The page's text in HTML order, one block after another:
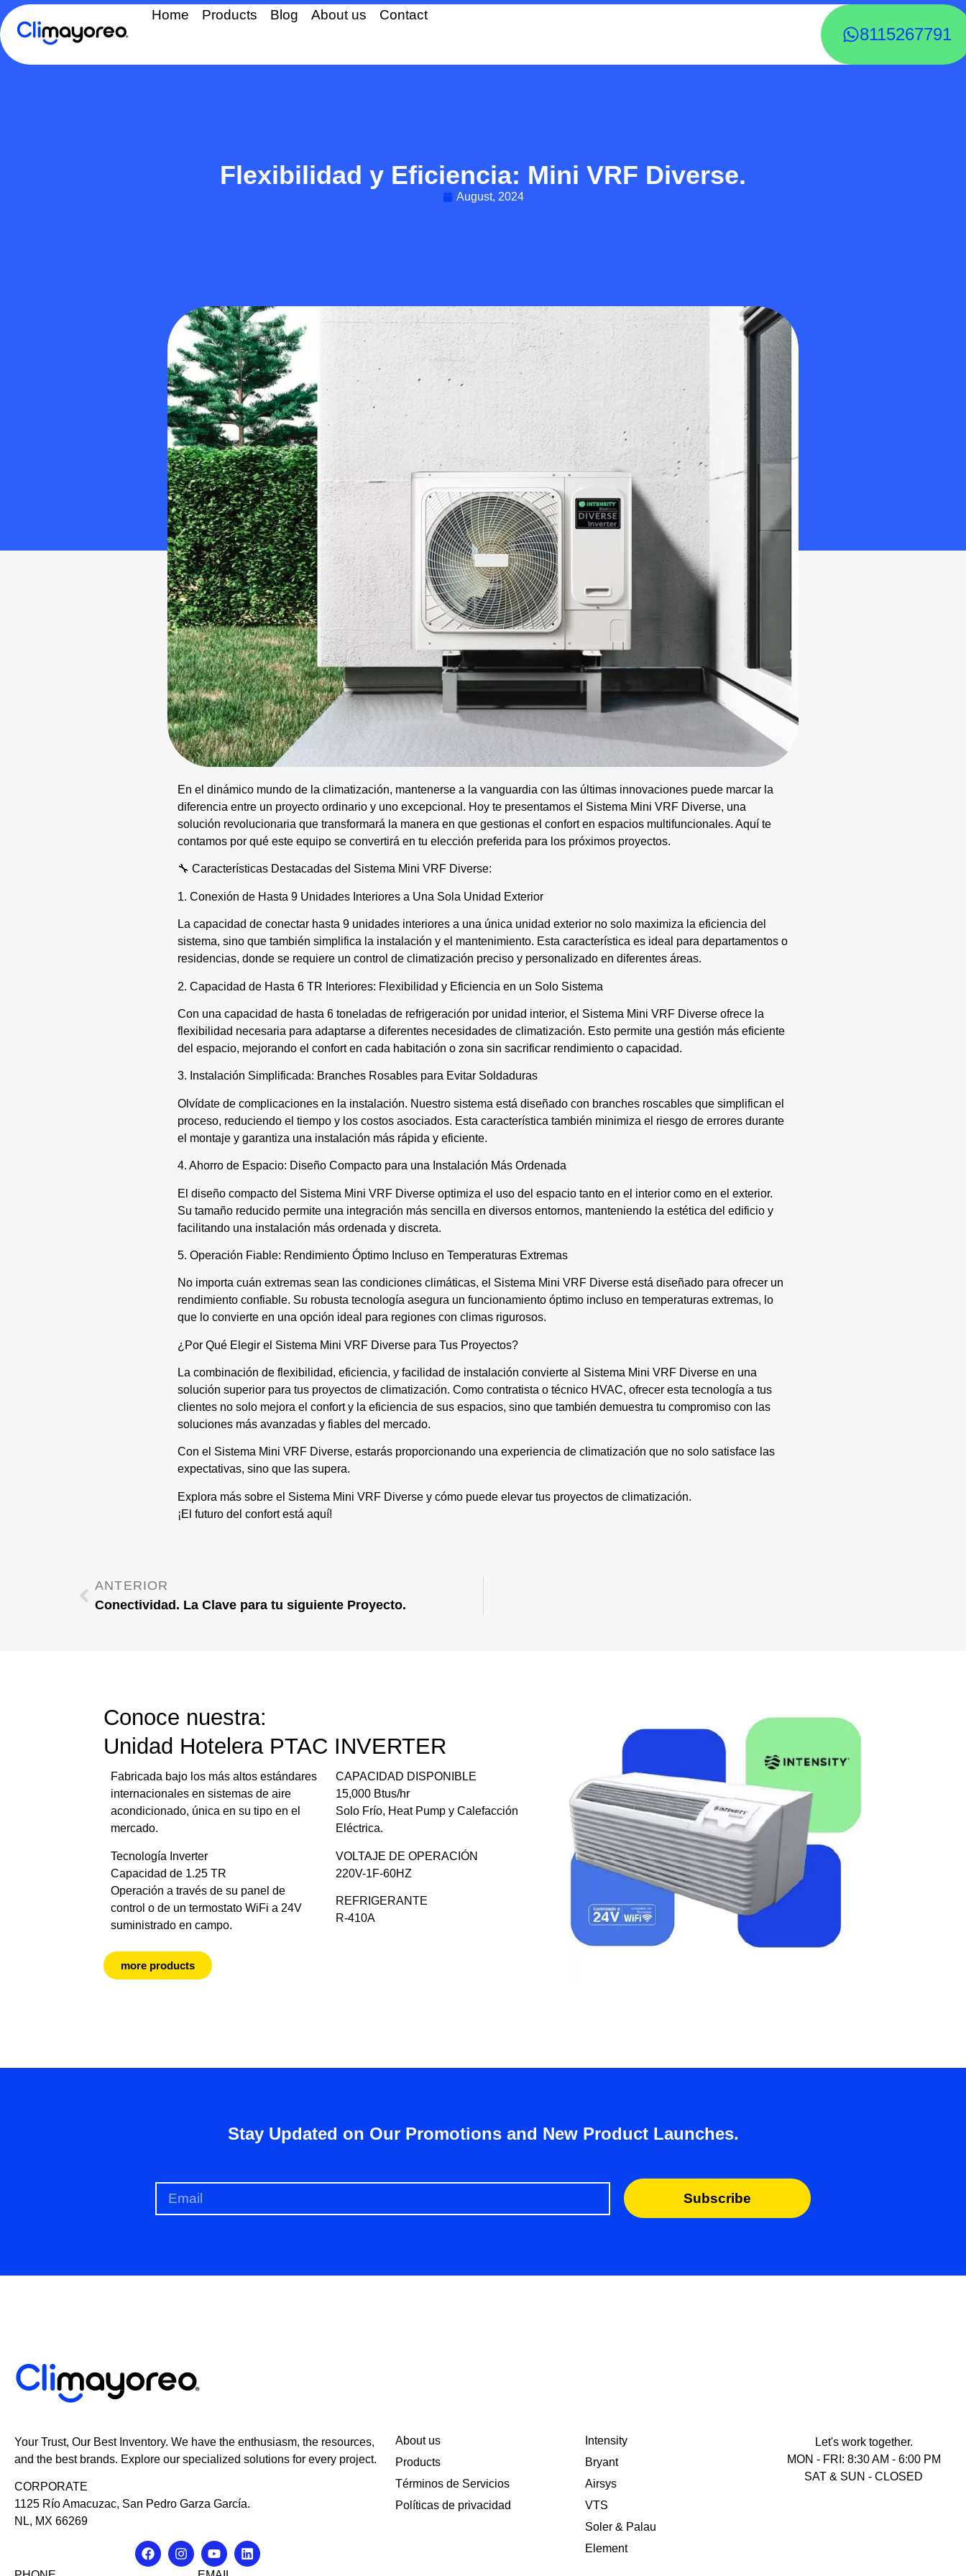
Home Products Blog About us Contact
8115267791
Flexibilidad y Eficiencia: Mini VRF Diverse.
August, 2024
En el dinámico mundo de la climatización, mantenerse a la vanguardia con las últimas innovaciones puede marcar la
diferencia entre un proyecto ordinario y uno excepcional. Hoy te presentamos el Sistema Mini VRF Diverse, una
solución revolucionaria que transformará la manera en que gestionas el confort en espacios multifuncionales. Aquí te
contamos por qué este equipo se convertirá en tu elección preferida para los próximos proyectos.
🔧 Características Destacadas del Sistema Mini VRF Diverse:
1. Conexión de Hasta 9 Unidades Interiores a Una Sola Unidad Exterior
La capacidad de conectar hasta 9 unidades interiores a una única unidad exterior no solo maximiza la eficiencia del
sistema, sino que también simplifica la instalación y el mantenimiento. Esta característica es ideal para departamentos o
residencias, donde se requiere un control de climatización preciso y personalizado en diferentes áreas.
2. Capacidad de Hasta 6 TR Interiores: Flexibilidad y Eficiencia en un Solo Sistema
Con una capacidad de hasta 6 toneladas de refrigeración por unidad interior, el Sistema Mini VRF Diverse ofrece la
flexibilidad necesaria para adaptarse a diferentes necesidades de climatización. Esto permite una gestión más eficiente
del espacio, mejorando el confort en cada habitación o zona sin sacrificar rendimiento o capacidad.
3. Instalación Simplificada: Branches Rosables para Evitar Soldaduras
Olvídate de complicaciones en la instalación. Nuestro sistema está diseñado con branches roscables que simplifican el
proceso, reduciendo el tiempo y los costos asociados. Esta característica también minimiza el riesgo de errores durante
el montaje y garantiza una instalación más rápida y eficiente.
4. Ahorro de Espacio: Diseño Compacto para una Instalación Más Ordenada
El diseño compacto del Sistema Mini VRF Diverse optimiza el uso del espacio tanto en el interior como en el exterior.
Su tamaño reducido permite una integración más sencilla en diversos entornos, manteniendo la estética del edificio y
facilitando una instalación más ordenada y discreta.
5. Operación Fiable: Rendimiento Óptimo Incluso en Temperaturas Extremas
No importa cuán extremas sean las condiciones climáticas, el Sistema Mini VRF Diverse está diseñado para ofrecer un
rendimiento confiable. Su robusta tecnología asegura un funcionamiento óptimo incluso en temperaturas extremas, lo
que lo convierte en una opción ideal para regiones con climas rigurosos.
¿Por Qué Elegir el Sistema Mini VRF Diverse para Tus Proyectos?
La combinación de flexibilidad, eficiencia, y facilidad de instalación convierte al Sistema Mini VRF Diverse en una
solución superior para tus proyectos de climatización. Como contratista o técnico HVAC, ofrecer esta tecnología a tus
clientes no solo mejora el confort y la eficiencia de sus espacios, sino que también demuestra tu compromiso con las
soluciones más avanzadas y fiables del mercado.
Con el Sistema Mini VRF Diverse, estarás proporcionando una experiencia de climatización que no solo satisface las
expectativas, sino que las supera.
Explora más sobre el Sistema Mini VRF Diverse y cómo puede elevar tus proyectos de climatización.
¡El futuro del confort está aquí!
ANTERIOR
Conectividad. La Clave para tu siguiente Proyecto.
Conoce nuestra:
Unidad Hotelera PTAC INVERTER
Fabricada bajo los más altos estándares
internacionales en sistemas de aire
acondicionado, única en su tipo en el
mercado.
Tecnología Inverter
Capacidad de 1.25 TR
Operación a través de su panel de
control o de un termostato WiFi a 24V
suministrado en campo.
CAPACIDAD DISPONIBLE
15,000 Btus/hr
Solo Frío, Heat Pump y Calefacción
Eléctrica.
VOLTAJE DE OPERACIÓN
220V-1F-60HZ
REFRIGERANTE
R-410A
more products
Stay Updated on Our Promotions and New Product Launches.
Subscribe
Your Trust, Our Best Inventory. We have the enthusiasm, the resources,
and the best brands. Explore our specialized solutions for every project.
CORPORATE
1125 Río Amacuzac, San Pedro Garza García.
NL, MX 66269
About us
Products
Términos de Servicios
Políticas de privacidad
Intensity
Bryant
Airsys
VTS
Soler & Palau
Element
Let's work together.
MON - FRI: 8:30 AM - 6:00 PM
SAT & SUN - CLOSED